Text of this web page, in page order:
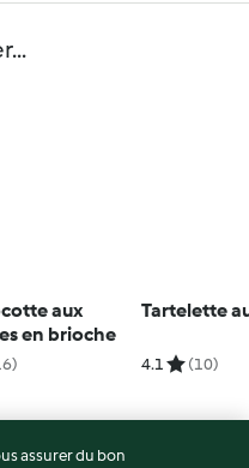
aux
en brioche
Tartelette
4.1 (10)
assurer du bon